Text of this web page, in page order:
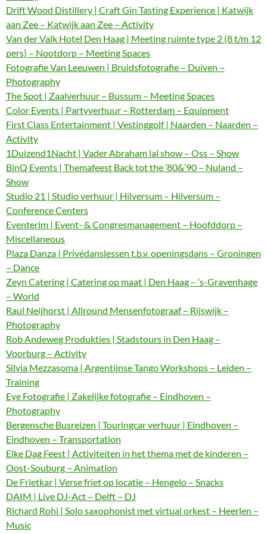
Drift Wood Distillery | Craft Gin Tasting Experience | Katwijk
aan Zee – Katwijk aan Zee – Activity
Van der Valk Hotel Den Haag | Meeting ruimte type 2 (8 t/m 12
pers) – Nootdorp – Meeting Spaces
Fotografie Van Leeuwen | Bruidsfotografie – Duiven –
Photography
The Spot | Zaalverhuur – Bussum – Meeting Spaces
Color Events | Partyverhuur – Rotterdam – Equipment
First Class Entertainment | Vestinggolf | Naarden – Naarden –
Activity
1Duizend1Nacht | Vader Abraham lal show – Oss – Show
BinQ Events | Themafeest Back tot the ’80&’90 – Nuland –
Show
Studio 21 | Studio verhuur | Hilversum – Hilversum –
Conference Centers
Eventerim | Event- & Congresmanagement – Hoofddorp –
Miscellaneous
Plaza Danza | Privédanslessen t.b.v. openingsdans – Groningen
– Dance
Zeyn Catering | Catering op maat | Den Haag – ‘s-Gravenhage
– World
Raul Neijhorst | Allround Mensenfotograaf – Rijswijk –
Photography
Rob Andeweg Produkties | Stadstours in Den Haag –
Voorburg – Activity
Silvia Mezzasoma | Argentijnse Tango Workshops – Leiden –
Training
Eye Fotografie | Zakelijke fotografie – Eindhoven –
Photography
Bergensche Busreizen | Touringcar verhuur | Eindhoven –
Eindhoven – Transportation
Elke Dag Feest | Activiteiten in het thema met de kinderen –
Oost-Souburg – Animation
De Frietkar | Verse friet op locatie – Hengelo – Snacks
DAIM | Live DJ-Act – Delft – DJ
Richard Rohi | Solo saxophonist met virtual orkest – Heerlen –
Music